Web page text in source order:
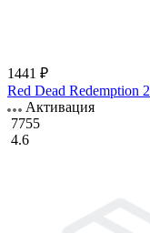
1441 ₽
Red Dead Redemption 2
Активация
7755
4.6